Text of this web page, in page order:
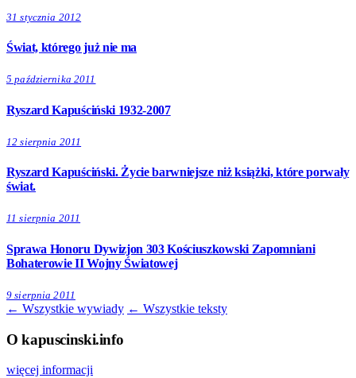
31 stycznia 2012
Świat, którego już nie ma
5 października 2011
Ryszard Kapuściński 1932-2007
12 sierpnia 2011
Ryszard Kapuściński. Życie barwniejsze niż książki, które porwały
świat.
11 sierpnia 2011
Sprawa Honoru Dywizjon 303 Kościuszkowski Zapomniani
Bohaterowie II Wojny Światowej
9 sierpnia 2011
← Wszystkie wywiady ← Wszystkie teksty
O kapuscinski.info
więcej informacji